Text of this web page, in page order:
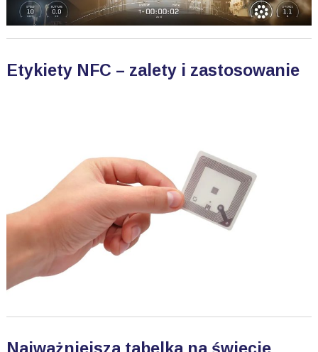
Etykiety NFC – zalety i zastosowanie